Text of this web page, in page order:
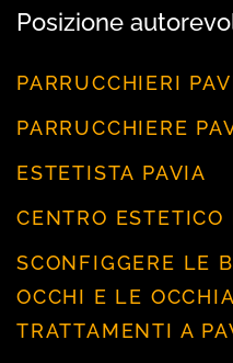
Posizione
PARRUCCHIERI
PARRUCCHIERE
ESTETISTA PAVIA
CENTRO ESTETICO
SCONFIGGERE LE
OCCHI E LE
TRATTAMENTI A